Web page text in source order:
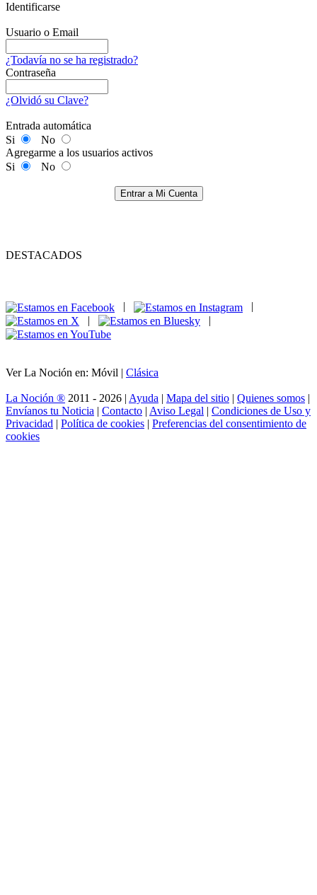
Identificarse
Usuario o Email
¿Todavía no se ha registrado?
Contraseña
¿Olvidó su Clave?
Entrada automática
Si
No
Agregarme a los usuarios activos
Si
No
Entrar a Mi Cuenta
DESTACADOS
|
|
Ver La Noción en: Móvil | Clásica
La Noción ® 2011 - 2026 | Ayuda | Mapa del sitio | Quienes somos |
Envíanos tu Noticia | Contacto | Aviso Legal | Condiciones de Uso y
Privacidad | Política de cookies | Preferencias del consentimiento de
cookies